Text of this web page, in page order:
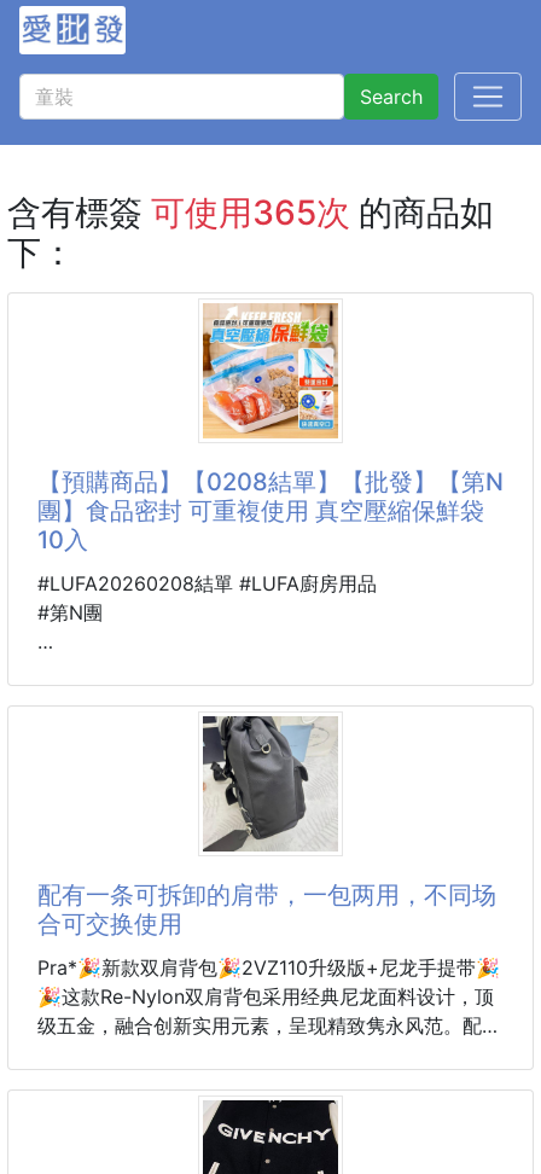
Search
含有標簽 可使用365次 的商品如
下：
【預購商品】【0208結單】【批發】【第N
團】食品密封 可重複使用 真空壓縮保鮮袋
10入
#LUFA20260208結單 #LUFA廚房用品
#第N團
真空壓縮保鮮袋10入
食品密封 ✨新鮮不漏氣！
雙重密封✌️＋升級氣閥🔒＝鎖住鮮味不流失！
告別食物變質的煩惱❌
鎖住食材的原始美味🧄🧀🍗
✅ 升級氣閥設計：搭配抽氣裝置，真空更省力🌀
✅ 可重複使用：環保耐用，省錢又省心♻️💰
✅ 適用多種食材：蔬果、肉類、熟食都OK👌
配有一条可拆卸的肩带，一包两用，不同场
合可交换使用
Pra*🎉新款双肩背包🎉2VZ110升级版+尼龙手提带🎉
🎉这款Re-Nylon双肩背包采用经典尼龙面料设计，顶
级五金，融合创新实用元素，呈现精致隽永风范。配有
长34x高39x底15cm